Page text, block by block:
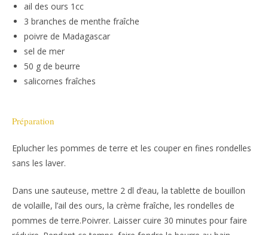
ail des ours 1cc
3 branches de menthe fraîche
poivre de Madagascar
sel de mer
50 g de beurre
salicornes fraîches
Préparation
Eplucher les pommes de terre et les couper en fines rondelles
sans les laver.
Dans une sauteuse, mettre 2 dl d’eau, la tablette de bouillon
de volaille, l’ail des ours, la crème fraîche, les rondelles de
pommes de terre.Poivrer. Laisser cuire 30 minutes pour faire